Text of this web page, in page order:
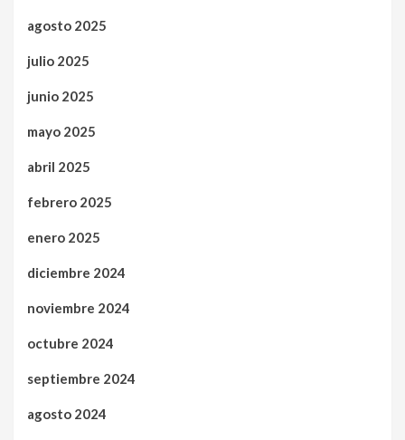
agosto 2025
julio 2025
junio 2025
mayo 2025
abril 2025
febrero 2025
enero 2025
diciembre 2024
noviembre 2024
octubre 2024
septiembre 2024
agosto 2024